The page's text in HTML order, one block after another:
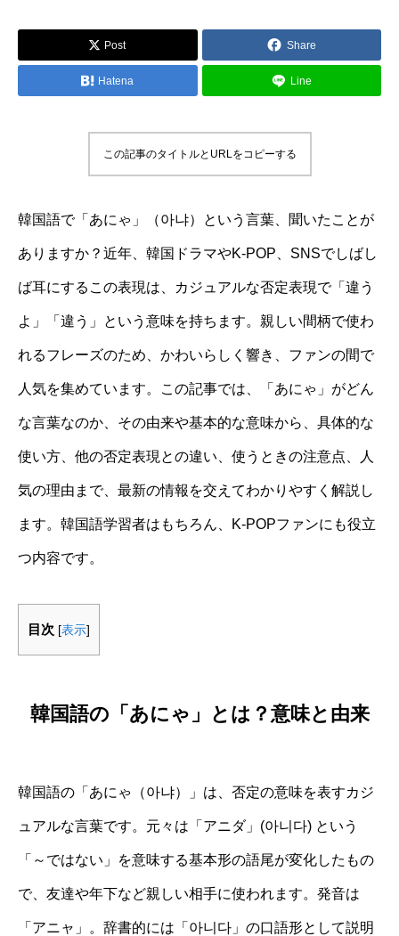
Post Share
Hatena Line
この記事のタイトルとURLをコピーする
韓国語で「あにゃ」（아냐）という言葉、聞いたことが
ありますか？近年、韓国ドラマやK-POP、SNSでしばし
ば耳にするこの表現は、カジュアルな否定表現で「違う
よ」「違う」という意味を持ちます。親しい間柄で使わ
れるフレーズのため、かわいらしく響き、ファンの間で
人気を集めています。この記事では、「あにゃ」がどん
な言葉なのか、その由来や基本的な意味から、具体的な
使い方、他の否定表現との違い、使うときの注意点、人
気の理由まで、最新の情報を交えてわかりやすく解説し
ます。韓国語学習者はもちろん、K-POPファンにも役立
つ内容です。
目次 [表示]
韓国語の「あにゃ」とは？意味と由来
韓国語の「あにゃ（아냐）」は、否定の意味を表すカジ
ュアルな言葉です。元々は「アニダ」(아니다) という
「～ではない」を意味する基本形の語尾が変化したもの
で、友達や年下など親しい相手に使われます。発音は
「アニャ」。辞書的には「아니다」の口語形として説明